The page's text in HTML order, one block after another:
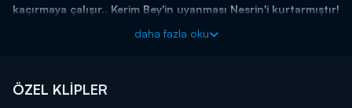
kaçırmaya çalışır.. Kerim Bey'in uyanması Nesrin'i kurtarmıştır!
daha fazla oku
ÖZEL KLİPLER